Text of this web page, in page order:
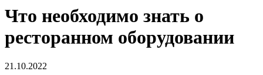
Что необходимо знать о
ресторанном оборудовании
21.10.2022